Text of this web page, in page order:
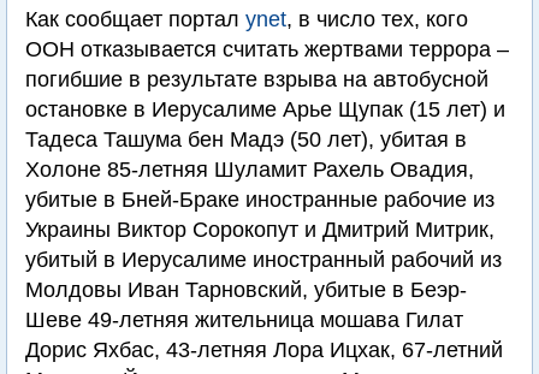
Как сообщает портал ynet, в число тех, кого
ООН отказывается считать жертвами террора –
погибшие в результате взрыва на автобусной
остановке в Иерусалиме Арье Щупак (15 лет) и
Тадеса Ташума бен Мадэ (50 лет), убитая в
Холоне 85-летняя Шуламит Рахель Овадия,
убитые в Бней-Браке иностранные рабочие из
Украины Виктор Сорокопут и Дмитрий Митрик,
убитый в Иерусалиме иностранный рабочий из
Молдовы Иван Тарновский, убитые в Беэр-
Шеве 49-летняя жительница мошава Гилат
Дорис Яхбас, 43-летняя Лора Ицхак, 67-летний